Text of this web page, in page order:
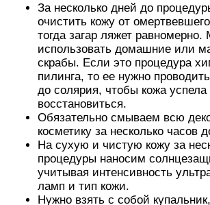
За несколько дней до
очистить кожу от
тогда загар ляжет равномерно.
использовать домашние или
скрабы. Если это процедура
пилинга, то ее нужно
до солярия, чтобы кожа успела
восстановиться.
Обязательно смываем всю
косметику за несколько часов
На сухую и чистую кожу за
процедуры наносим
учитывая интенсивность
ламп и тип кожи.
Нужно взять с собой